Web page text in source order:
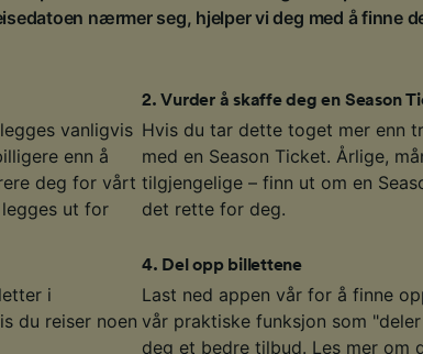
nærmer seg, hjelper vi deg med å finne
vanligvis
enn å
deg for vårt
ut for
2.Vurder å skaffe deg en Season
Hvis du tar dette toget mer enn
med en Season Ticket. Årlige,
tilgjengelige – finn ut om en
det rette for deg.
i
du reiser noen
4. Del opp billettene
Last ned appen vår for å finne
vår praktiske funksjon som
deg et bedre tilbud. Les mer om